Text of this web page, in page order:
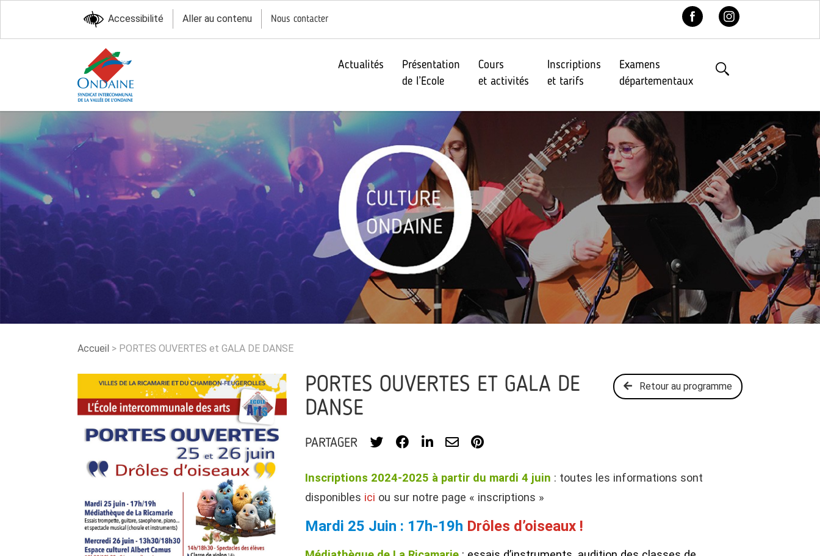
Accessibilité Aller au contenu Nous contacter
Actualités
Présentation
de l’Ecole
Cours
et activités
Inscriptions
et tarifs
Examens
départementaux
Accueil > PORTES OUVERTES et GALA DE DANSE
Retour au programme
PORTES OUVERTES ET GALA DE
DANSE
PARTAGER
Inscriptions 2024-2025 à partir du mardi 4 juin : toutes les informations sont
disponibles ici ou sur notre page « inscriptions »
Mardi 25 Juin : 17h-19h Drôles d’oiseaux !